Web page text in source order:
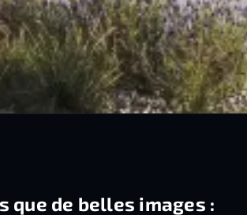
que de belles images :